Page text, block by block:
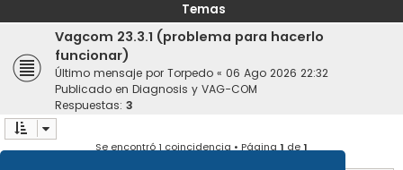
Temas
Vagcom 23.3.1 (problema para hacerlo
funcionar)
Último mensaje por Torpedo « 06 Ago 2026 22:32
Publicado en Diagnosis y VAG-COM
Respuestas: 3
Se encontró 1 coincidencia • Página1de1